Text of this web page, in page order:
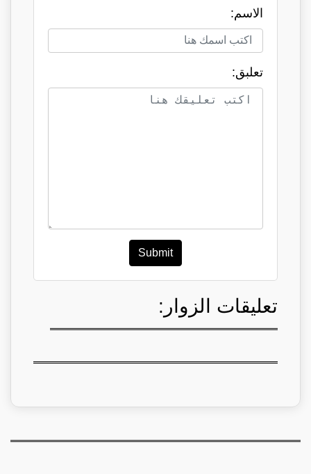
الاسم:
تعلبق:
Submit
تعليقات الزوار: